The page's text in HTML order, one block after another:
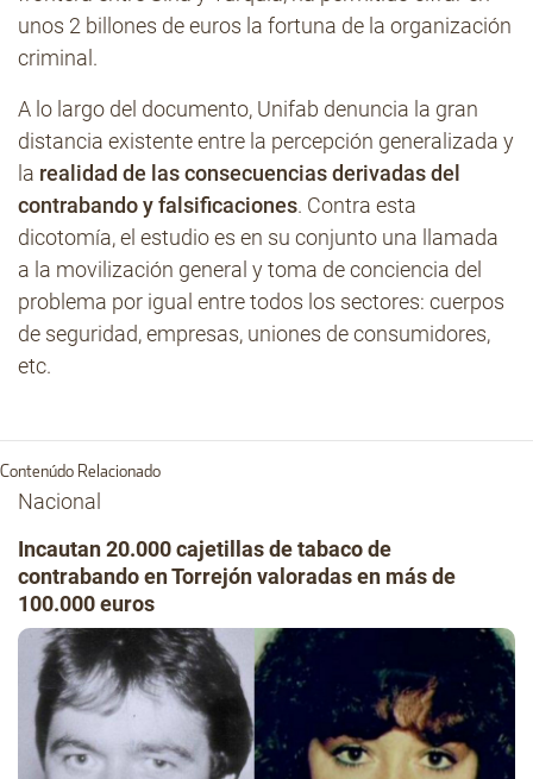
unos 2 billones de euros la fortuna de la organización
criminal.
A lo largo del documento, Unifab denuncia la gran
distancia existente entre la percepción generalizada y
la realidad de las consecuencias derivadas del
contrabando y falsificaciones. Contra esta
dicotomía, el estudio es en su conjunto una llamada
a la movilización general y toma de conciencia del
problema por igual entre todos los sectores: cuerpos
de seguridad, empresas, uniones de consumidores,
etc.
Contenúdo Relacionado
Nacional
Incautan 20.000 cajetillas de tabaco de
contrabando en Torrejón valoradas en más de
100.000 euros